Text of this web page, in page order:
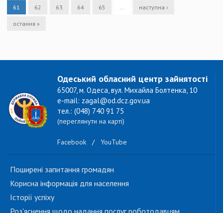
61 62 63 64 65 … наступна ›
остання »
Одеський обласний центр зайнятості
65007, м. Одеса, вул. Михайла Болтенка, 10
e-mail: zagal@od.dcz.gov.ua
тел.: (048) 740 91 75
(переглянути на карті)
Facebook / YouTube
Поширені запитання громадян
Корисна інформація для населення
Історії успіху
Роз'яснення щодо надання послуг роботодавцям